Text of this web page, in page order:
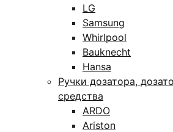
LG
Samsung
Whirlpool
Bauknecht
Hansa
Ручки дозатора,
средства
ARDO
Ariston